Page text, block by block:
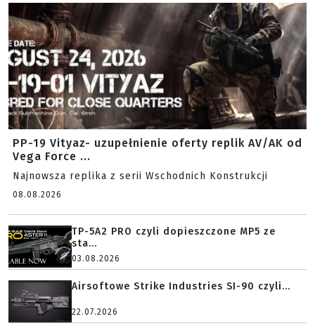
PP-19 Vityaz- uzupełnienie oferty replik AV/AK od
Vega Force ...
Najnowsza replika z serii Wschodnich Konstrukcji
08.08.2026
TP-5A2 PRO czyli dopieszczone MP5 ze
sta...
03.08.2026
Airsoftowe Strike Industries SI-90 czyli...
22.07.2026